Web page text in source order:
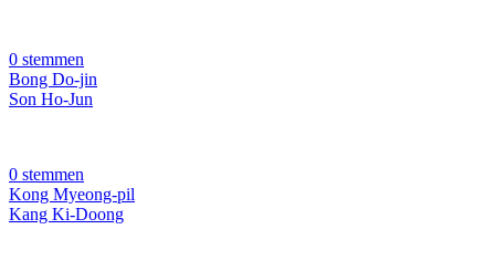
0 stemmen
Bong Do-jin
Son Ho-Jun
0 stemmen
Kong Myeong-pil
Kang Ki-Doong